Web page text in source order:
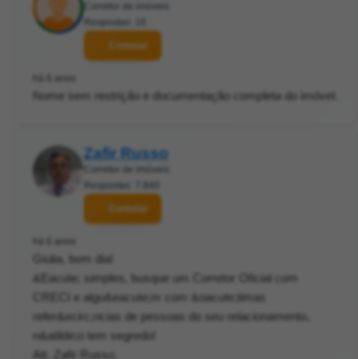
Contatar
Nome sem restrição e documentação completa do imóvel.
Zafir Russo
Contatar
Giulia, bom dia!
&Eacute; simples, busque um Corretor Oficial com
CRECI e algu&eacute;m com &oacute;timas
refer&ecirc;ncias de pessoas do seu relacionamento,
n&atilde;o tem segredo!
Att. Zafir Russo.